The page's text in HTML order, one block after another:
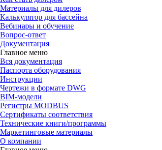
Материалы для дилеров
Калькулятор для бассейна
Вебинары и обучение
Вопрос-ответ
Документация
Главное меню
Вся документация
Паспорта оборудования
Инструкции
Чертежи в формате DWG
BIM-модели
Регистры MODBUS
Сертификаты соответствия
Технические книги/программы
Маркетинговые материалы
О компании